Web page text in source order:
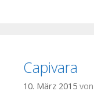
Capivara
10. März 2015 von